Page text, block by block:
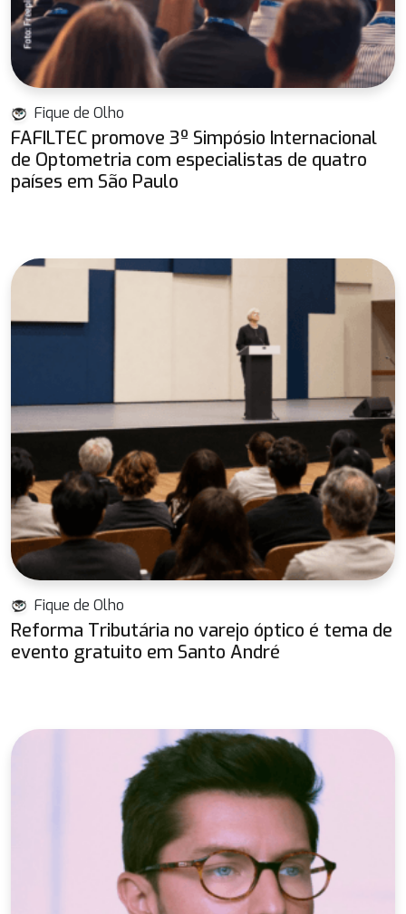
Fique de Olho
FAFILTEC promove 3º Simpósio Internacional
de Optometria com especialistas de quatro
países em São Paulo
Fique de Olho
Reforma Tributária no varejo óptico é tema de
evento gratuito em Santo André